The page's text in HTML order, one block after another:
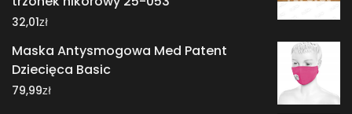
32,01zł
Maska Antysmogowa Med Patent
Dziecięca Basic
79,99zł